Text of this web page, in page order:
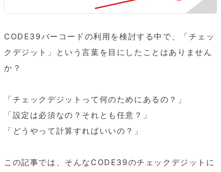
CODE39バーコードの利用を検討する中で、「チェッ
クデジット」という言葉を目にしたことはありません
か？
「チェックデジットって何のためにあるの？」
「設定は必須なの？それとも任意？」
「どうやって計算すればいいの？」
この記事では、そんなCODE39のチェックデジットに